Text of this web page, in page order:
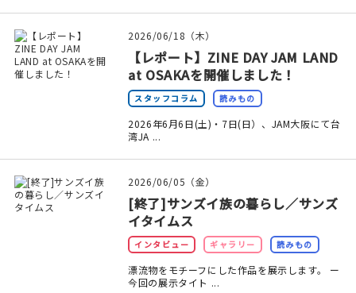
2026/06/18（木）
【レポート】ZINE DAY JAM LAND
at OSAKAを開催しました！
スタッフコラム 読みもの
2026年6月6日(土)・7日(日）、JAM大阪にて台
湾JA ...
2026/06/05（金）
[終了]サンズイ族の暮らし／サンズ
イタイムス
インタビュー ギャラリー 読みもの
漂流物をモチーフにした作品を展示します。 ー
今回の展示タイト ...